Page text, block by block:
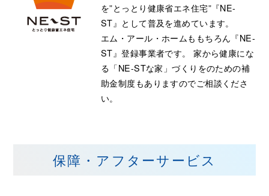
を”とっとり健康省エネ住宅”『NE-
ST』として普及を進めています。
エム・アール・ホームももちろん『NE-
ST』登録事業者です。 家から健康にな
る「NE-STな家」づくりをのための補
助金制度もありますのでご相談くださ
い。
保障・アフターサービス